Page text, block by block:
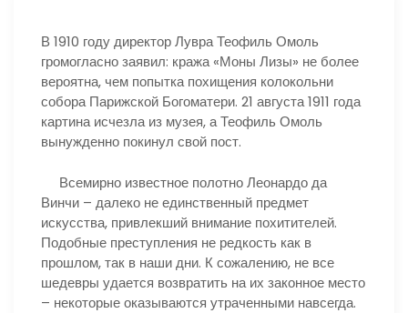
В 1910 году директор Лувра Теофиль Омоль
громогласно заявил: кража «Моны Лизы» не более
вероятна, чем попытка похищения колокольни
собора Парижской Богоматери. 21 августа 1911 года
картина исчезла из музея, а Теофиль Омоль
вынужденно покинул свой пост.
Всемирно известное полотно Леонардо да
Винчи – далеко не единственный предмет
искусства, привлекший внимание похитителей.
Подобные преступления не редкость как в
прошлом, так в наши дни. К сожалению, не все
шедевры удается возвратить на их законное место
– некоторые оказываются утраченными навсегда.